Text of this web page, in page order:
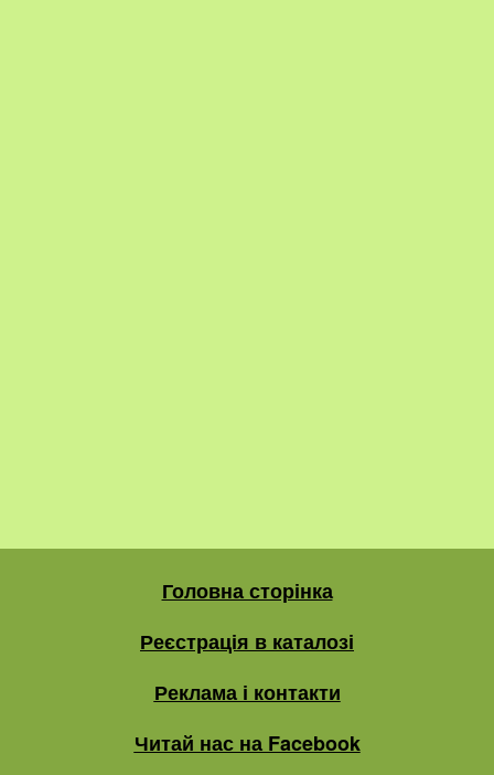
Головна сторінка
Реєстрація в каталозі
Реклама і контакти
Читай нас на Facebook